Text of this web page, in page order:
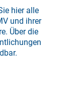
hier alle
und ihrer
Über die